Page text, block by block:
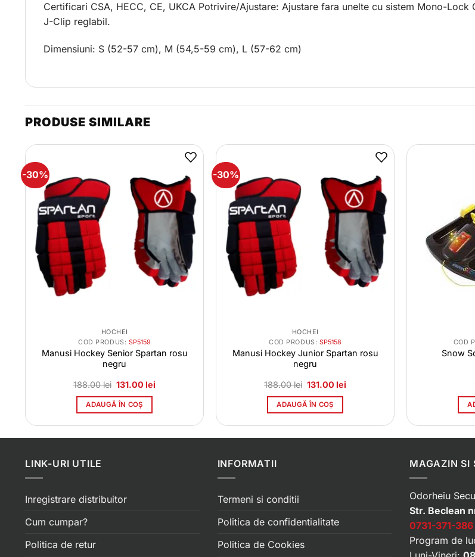
Certificari CSA, HECC, CE, UKCA Potrivire/Ajustare: Ajustare fara unelte cu sistem Mono-
J-Clip reglabil.
Dimensiuni: S (52-57 cm), M (54,5-59 cm), L (57-62 cm)
PRODUSE SIMILARE
-30%
HOCHEI
COD PRODUS: SP5159
Manusi Hockey Senior Spartan rosu
negru
188.00lei Prețul
a
fost:
131.00lei
ADAUGĂ ÎN COȘ
-30%
HOCHEI
COD PRODUS: SP5158
Manusi Hockey Junior Spartan rosu
negru
188.00lei Prețul
a
fost:
131.00lei
ADAUGĂ ÎN COȘ
COD
Snow
LINK-URI UTILE
Inregistrare distribuitor
Cum cumpar?
Politica de retur
INFORMATII
Termeni si conditii
Politica de confidentialitate
Politica de Cookies
MAGAZIN SI
Odorheiu
Str. Beclean
0731-371-386
Program de